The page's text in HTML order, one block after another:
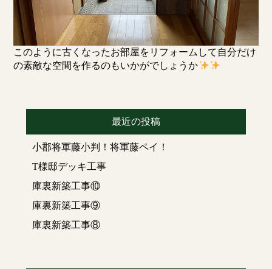
このように古くなったお部屋をリフォームして自分だけ
の素敵な空間を作るのもいかがでしょうか
最近の投稿
小郡将軍藤小判！将軍藤ペイ！
T様邸デッキ工事
庫裏新築工事⑩
庫裏新築工事⑨
庫裏新築工事⑧